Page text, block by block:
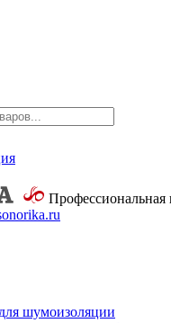
шумоизоляции